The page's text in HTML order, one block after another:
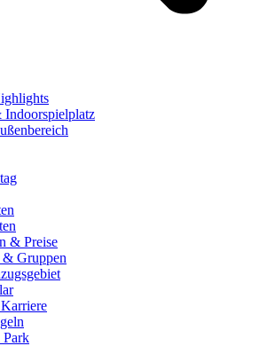
& Preise
& Gruppen
Park